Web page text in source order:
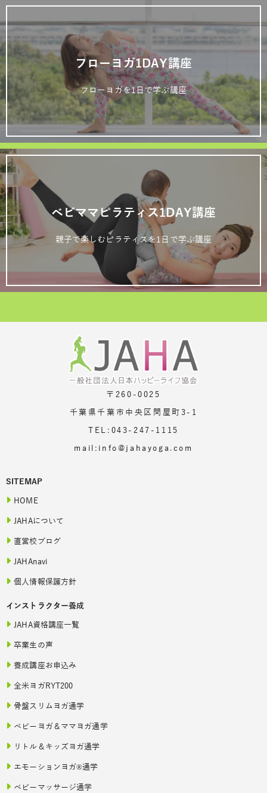
フローヨガ1DAY講座
フローヨガを1日で学ぶ講座
ベビママピラティス1DAY講座
親子で楽しむピラティスを1日で学ぶ講座
〒260-0025
千葉県千葉市中央区問屋町3-1
TEL:043-247-1115
mail:info@jahayoga.com
SITEMAP
HOME
JAHAについて
直営校ブログ
JAHAnavi
個人情報保護方針
インストラクター養成
JAHA資格講座一覧
卒業生の声
養成講座お申込み
全米ヨガRYT200
骨盤スリムヨガ通学
ベビーヨガ＆ママヨガ通学
リトル＆キッズヨガ通学
エモーションヨガ®通学
ベビーマッサージ通学